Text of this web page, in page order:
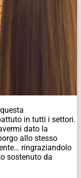
in tutti i settori.
dato la
allo stesso
ringraziandolo
sostenuto da